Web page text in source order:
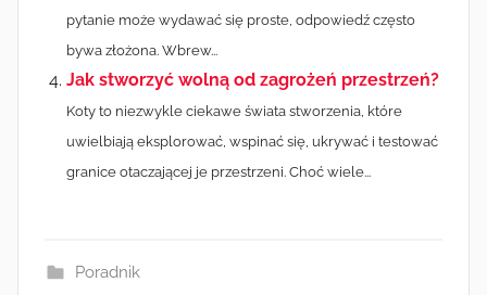
pytanie może wydawać się proste, odpowiedź często
bywa złożona. Wbrew...
Jak stworzyć wolną od zagrożeń przestrzeń?
Koty to niezwykle ciekawe świata stworzenia, które
uwielbiają eksplorować, wspinać się, ukrywać i testować
granice otaczającej je przestrzeni. Choć wiele...
Poradnik